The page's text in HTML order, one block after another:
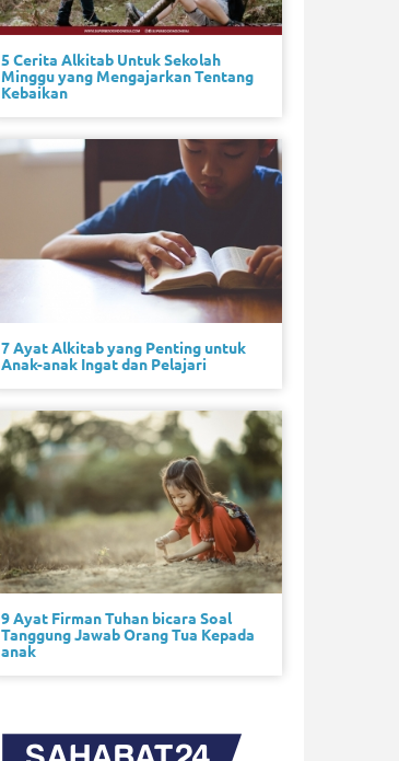
5 Cerita Alkitab Untuk Sekolah
Minggu yang Mengajarkan Tentang
Kebaikan
7 Ayat Alkitab yang Penting untuk
Anak-anak Ingat dan Pelajari
9 Ayat Firman Tuhan bicara Soal
Tanggung Jawab Orang Tua Kepada
anak